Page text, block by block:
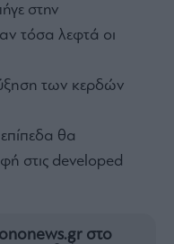
στην
τόσα λεφτά οι
των κερδών
θα
στις developed
στο